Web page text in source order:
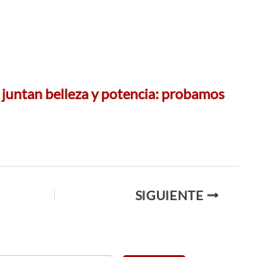
belleza y potencia: probamos
SIGUIENTE